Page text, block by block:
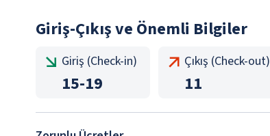
Giriş-Çıkış ve Önemli Bilgiler
Giriş (Check-in)
15-19
Çıkış (Check-out)
11